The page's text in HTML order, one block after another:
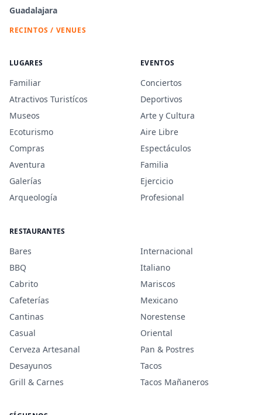
Guadalajara
RECINTOS / VENUES
LUGARES
Familiar
Atractivos Turistícos
Museos
Ecoturismo
Compras
Aventura
Galerías
Arqueología
EVENTOS
Conciertos
Deportivos
Arte y Cultura
Aire Libre
Espectáculos
Familia
Ejercicio
Profesional
RESTAURANTES
Bares
BBQ
Cabrito
Cafeterías
Cantinas
Casual
Cerveza Artesanal
Desayunos
Grill & Carnes
Internacional
Italiano
Mariscos
Mexicano
Norestense
Oriental
Pan & Postres
Tacos
Tacos Mañaneros